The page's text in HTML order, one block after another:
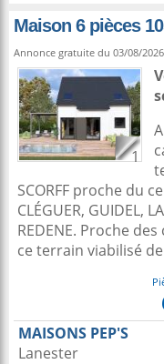
Maison 6 pièces
Annonce gratuite du 03/08/
1
SCORFF proche du
CLÉGUER, GUIDEL,
REDENE. Proche
ce terrain viabilisé
MAISONS PEP'S
Lanester